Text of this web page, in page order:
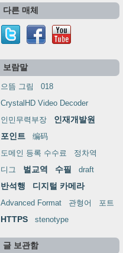
다른 매체
보람말
으뜸 그림
018
CrystalHD Video Decoder
인민무력부장
인재개발원
포인트
编码
도메인 등록 수수료
정차역
디그
벌교역 수필 draft
반석행 디지털 카메라
Advanced Format 관형어 포트
HTTPS stenotype
글 보관함